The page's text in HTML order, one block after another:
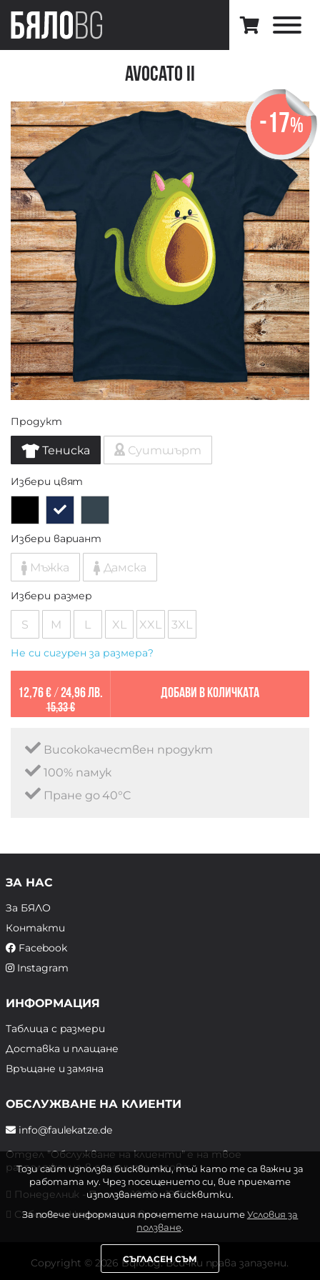
Avocato II
-17%
Продукт
Тениска Суитшърт
Избери цвят
Избери вариант
Мъжка Дамска
Избери размер
S M L XL XXL 3XL
Не си сигурен за размера?
12,76 €/ 24,96 лв.
15,33 €
Добави в количката
Висококачествен продукт
100% памук
Пране до 40°C
ЗА НАС
За БЯЛО
Контакти
Facebook
Instagram
ИНФОРМАЦИЯ
Таблица с размери
Доставка и плащане
Връщане и замяна
ОБСЛУЖВАНЕ НА КЛИЕНТИ
info@faulekatze.de
Отдел "Обслужване на клиенти" е на твое
разположение в следните часове:
Понеделник - Петък: 10:00 - 19:00 ч.
Събота и Неделя: почивен ден
Copyright © 2026 Bqlo.bg. Всички права запазени.
Този сайт използва бисквитки, тъй като те са важни за
работата му. Чрез посещението си, вие приемате
използването на бисквитки.
За повече информация прочетете нашитеУсловия за
ползване.
СЪГЛАСЕН СЪМ